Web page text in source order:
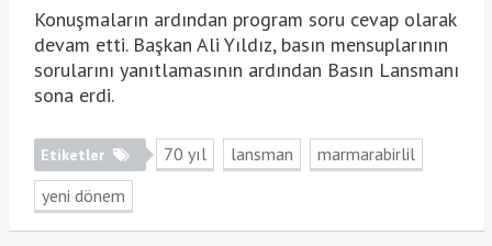
Konuşmaların ardından program soru cevap olarak
devam etti. Başkan Ali Yıldız, basın mensuplarının
sorularını yanıtlamasının ardından Basın Lansmanı
sona erdi.
Etiketler 70 yıl lansman
marmarabirlil
yeni dönem